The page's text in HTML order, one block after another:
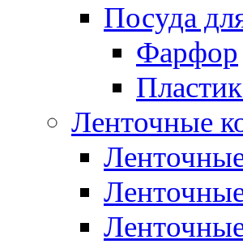
Посуда
Фарфор
Ленточные